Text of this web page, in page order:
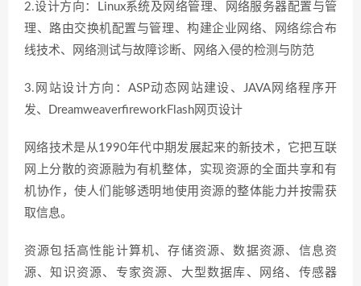
2.设计方向：Linux系统及网络管理、网络服务器配置与管
理、路由交换机配置与管理、构建企业网络、网络综合布
线技术、网络测试与故障诊断、网络入侵的检测与防范
3.网站设计方向：ASP动态网站建设、JAVA网络程序开
发、DreamweaverfireworkFlash网页设计
网络技术是从1990年代中期发展起来的新技术，它把互联
网上分散的资源融为有机整体，实现资源的全面共享和有
机协作，使人们能够透明地使用资源的整体能力并按需获
取信息。
资源包括高性能计算机、存储资源、数据资源、信息资
源、知识资源、专家资源、大型数据库、网络、传感器